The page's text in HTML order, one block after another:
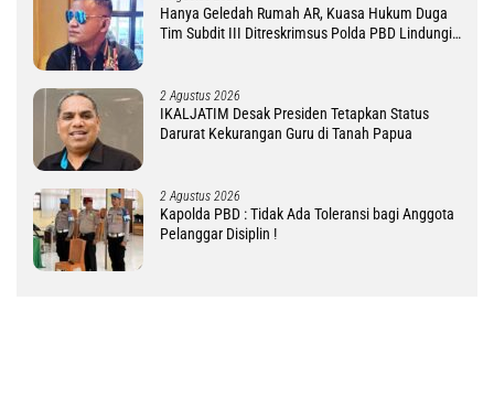
Hanya Geledah Rumah AR, Kuasa Hukum Duga
Tim Subdit III Ditreskrimsus Polda PBD Lindungi
2 Agustus 2026
IKALJATIM Desak Presiden Tetapkan Status
Darurat Kekurangan Guru di Tanah Papua
2 Agustus 2026
Kapolda PBD : Tidak Ada Toleransi bagi Anggota
Pelanggar Disiplin !